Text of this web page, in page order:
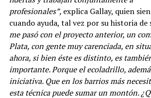
profesionales”, explica Gallay, quien
cuando ayuda, tal vez por su historia de
me pasó con el proyecto anterior, un
Plata, con gente muy carenciada, en
ahora, si bien éste es distinto, es
importante. Porque el ecoladrillo,
iniciativa. Que en los barrios más
esta técnica puede sumar un montón.